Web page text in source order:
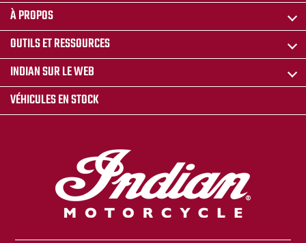
À PROPOS
OUTILS ET RESSOURCES
INDIAN SUR LE WEB
VÉHICULES EN STOCK